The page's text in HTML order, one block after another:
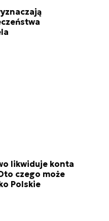
likwiduje konta
czego może
Polskie